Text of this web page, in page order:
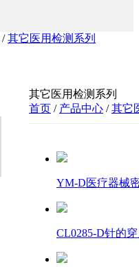
/其它医用检测系列
其它医用检测系列
首页 / 产品中心 /其它
YM-D医疗器械
CL0285-D针的